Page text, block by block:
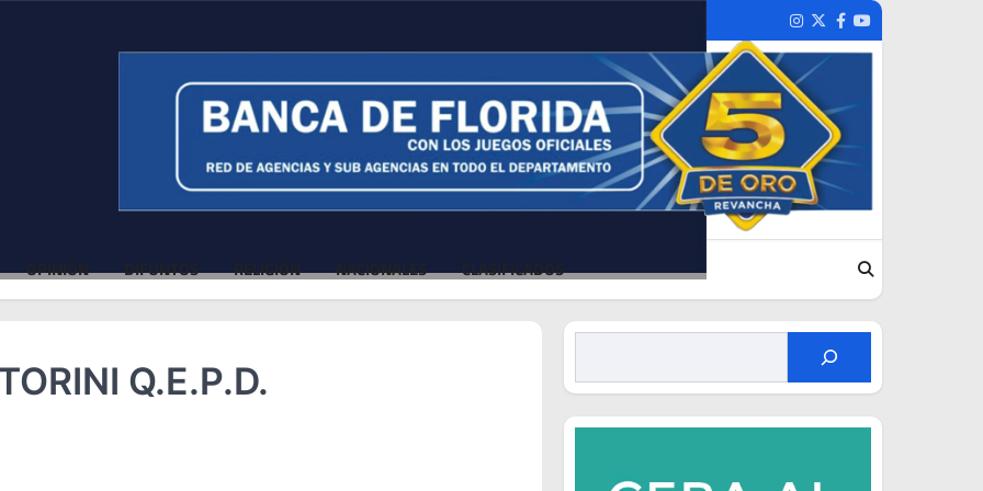
Instagram
TwitterFacebook
Youtube
OPINIÓN DIFUNTOS RELIGIÓN NACIONALES CLASIFICADOS
Q.E.P.D.